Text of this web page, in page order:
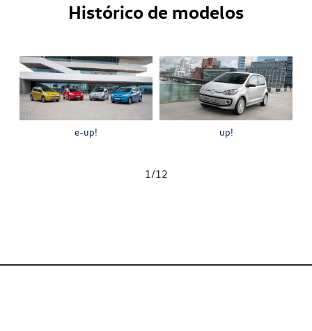
Histórico de modelos
e-up! up!
1/12